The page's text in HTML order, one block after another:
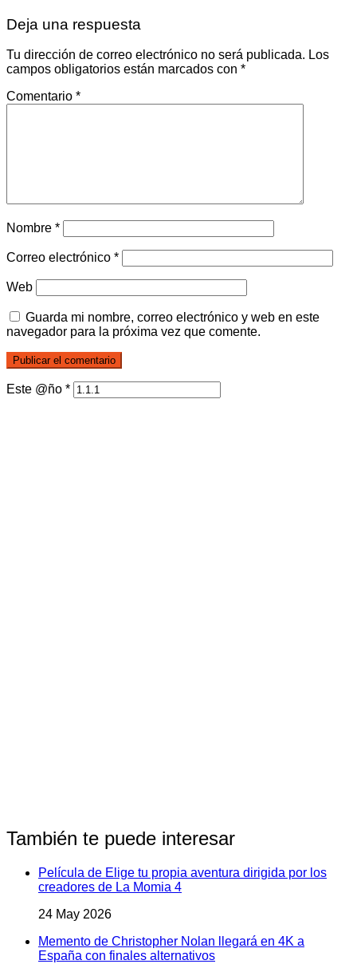
Deja una respuesta
Tu dirección de correo electrónico no será publicada. Los
campos obligatorios están marcados con *
Comentario *
Nombre *
Correo electrónico *
Web
Guarda mi nombre, correo electrónico y web en este
navegador para la próxima vez que comente.
Este @ño *
También te puede interesar
Película de Elige tu propia aventura dirigida por los
creadores de La Momia 4
24 May 2026
Memento de Christopher Nolan llegará en 4K a
España con finales alternativos